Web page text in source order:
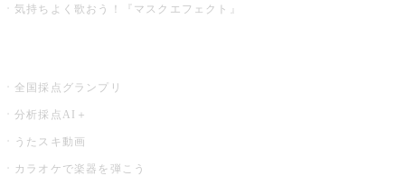
気持ちよく歌おう！『マスクエフェクト』
全国採点グランプリ
分析採点AI＋
うたスキ動画
カラオケで楽器を弾こう